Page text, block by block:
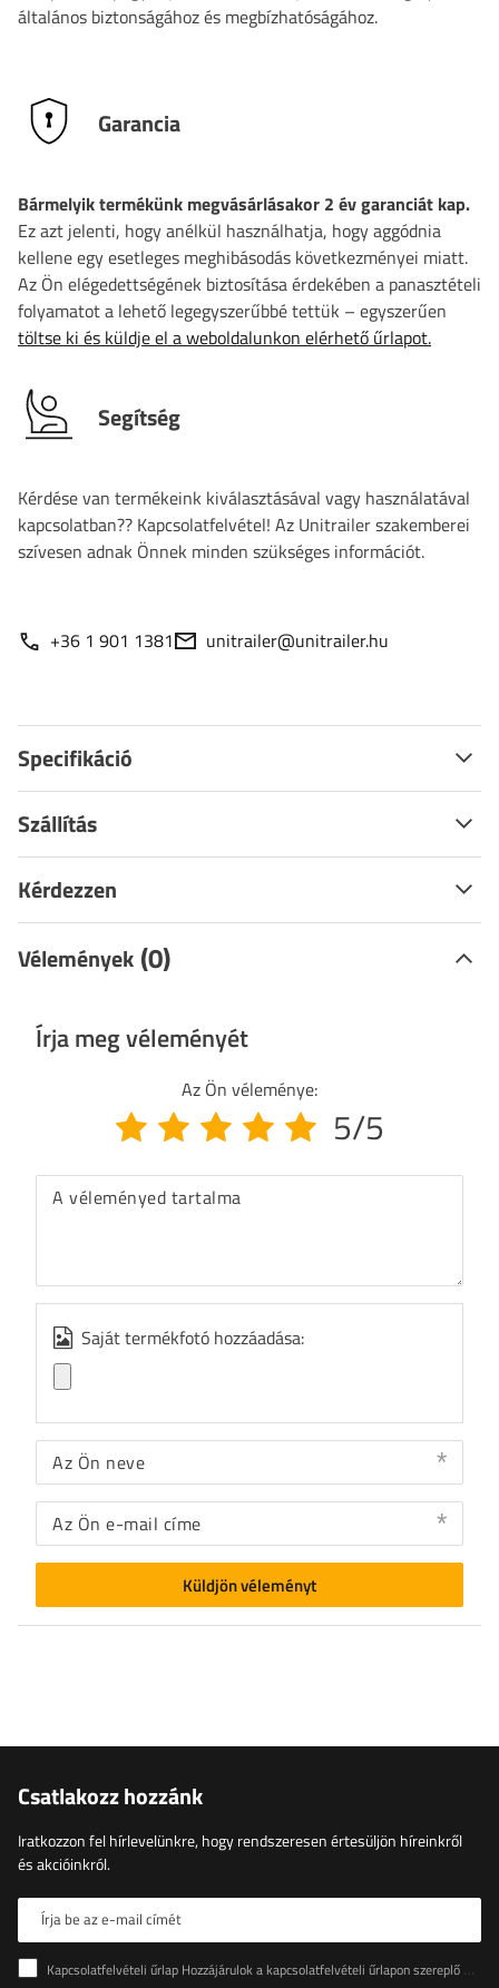
általános biztonságához és megbízhatóságához.
Garancia
Bármelyik termékünk megvásárlásakor 2 év garanciát kap.
Ez azt jelenti, hogy anélkül használhatja, hogy aggódnia
kellene egy esetleges meghibásodás következményei miatt.
Az Ön elégedettségének biztosítása érdekében a panasztételi
folyamatot a lehető legegyszerűbbé tettük – egyszerűen
töltse ki és küldje el a weboldalunkon elérhető űrlapot.
Segítség
Kérdése van termékeink kiválasztásával vagy használatával
kapcsolatban?? Kapcsolatfelvétel! Az Unitrailer szakemberei
szívesen adnak Önnek minden szükséges információt.
+36 1 901 1381 unitrailer@unitrailer.hu
Specifikáció
Szállítás
Kérdezzen
Vélemények (0)
Írja meg véleményét
Az Ön véleménye:
5/5
A véleményed tartalma
Saját termékfotó hozzáadása:
Az Ön neve
Az Ön e-mail címe
Küldjön véleményt
Csatlakozz hozzánk
Iratkozzon fel hírlevelünkre, hogy rendszeresen értesüljön híreinkről
és akcióinkról.
Írja be az e-mail címét
Kapcsolatfelvételi űrlap Hozzájárulok a kapcsolatfelvételi űrlapon szereplő személyes adataimnak az Európai Parlament és a Tanács (EU) rendeletével összhangban történő kezeléséhez